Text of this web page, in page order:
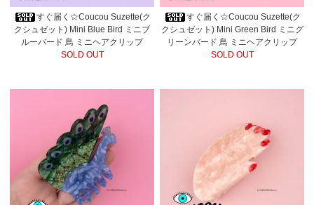
すぐ届く☆Coucou Suzette(ク
クシュゼット) Mini Blue Bird ミニブ
ルーバード 鳥 ミニヘアクリップ
SOLD OUT
すぐ届く☆Coucou Suzette(ク
クシュゼット) Mini Green Bird ミニグ
リーンバード 鳥 ミニヘアクリップ
SOLD OUT